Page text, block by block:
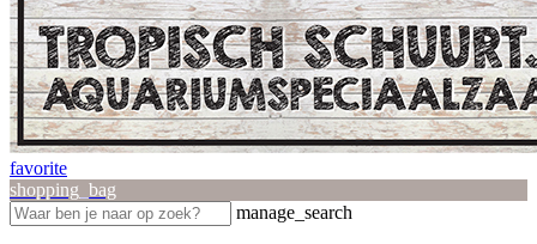
favorite
shopping_bag
manage_search